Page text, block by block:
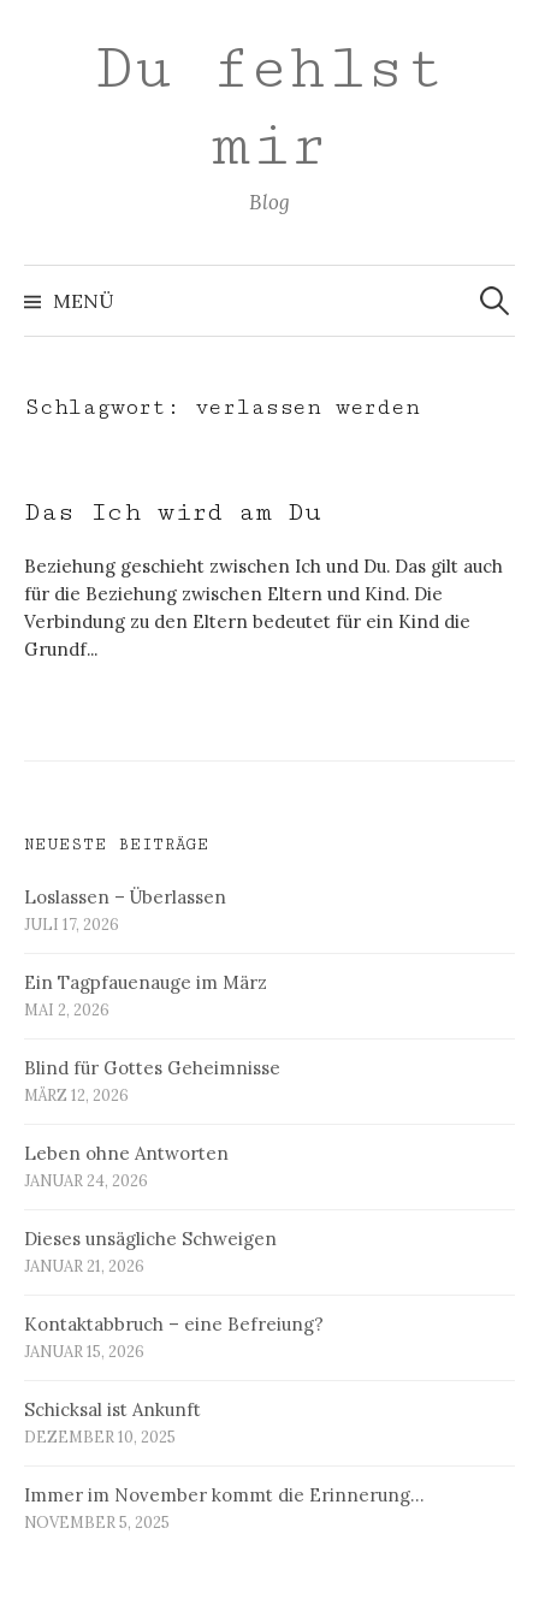
überspringenDu fehlst
mir
Blog
MENÜ
Suchen
nach:
Schlagwort: verlassen werden
Das Ich wird am Du
Beziehung geschieht zwischen Ich und Du. Das gilt auch
für die Beziehung zwischen Eltern und Kind. Die
Verbindung zu den Eltern bedeutet für ein Kind die
Grundf...
NEUESTE BEITRÄGE
Loslassen – Überlassen
JULI 17, 2026
Ein Tagpfauenauge im März
MAI 2, 2026
Blind für Gottes Geheimnisse
MÄRZ 12, 2026
Leben ohne Antworten
JANUAR 24, 2026
Dieses unsägliche Schweigen
JANUAR 21, 2026
Kontaktabbruch – eine Befreiung?
JANUAR 15, 2026
Schicksal ist Ankunft
DEZEMBER 10, 2025
Immer im November kommt die Erinnerung…
NOVEMBER 5, 2025